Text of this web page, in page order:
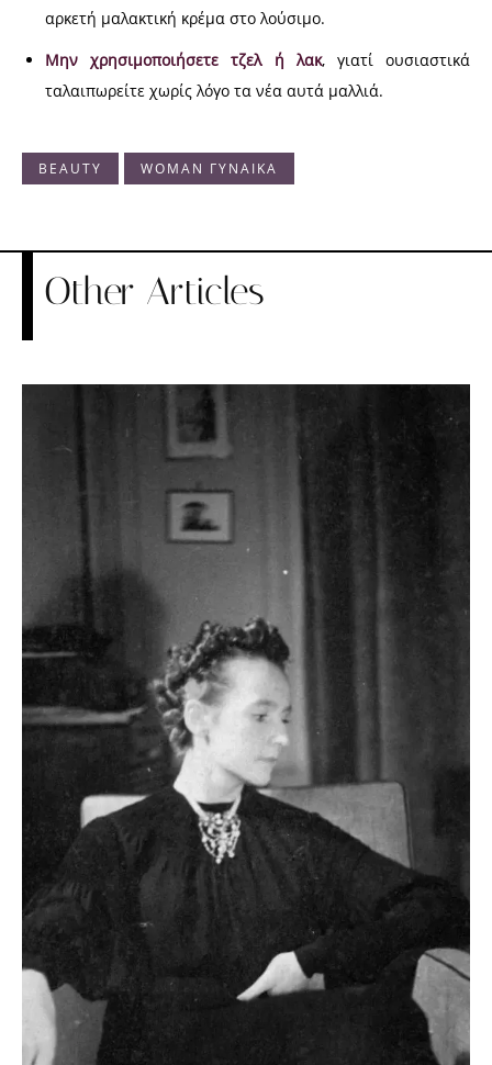
αρκετή μαλακτική κρέμα στο λούσιμο.
Μην χρησιμοποιήσετε τζελ ή λακ, γιατί ουσιαστικά
ταλαιπωρείτε χωρίς λόγο τα νέα αυτά μαλλιά.
BEAUTY WOMAN ΓΥΝΑΙΚΑ
Other Articles